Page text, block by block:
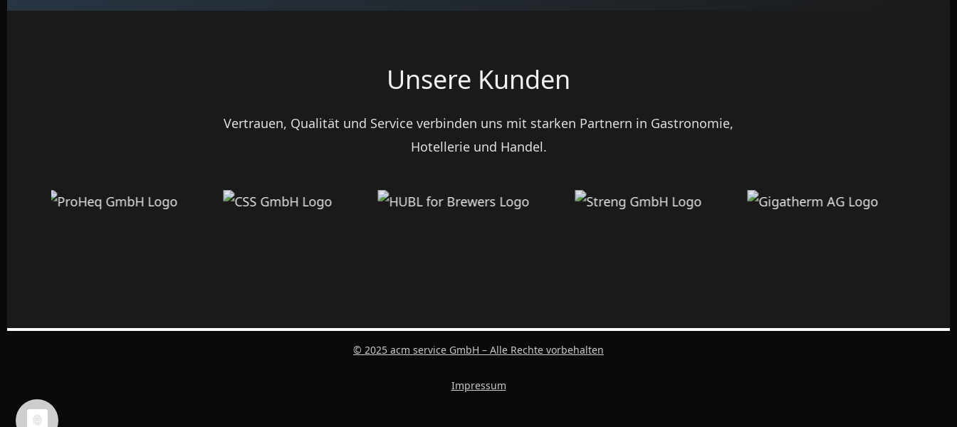
Unsere Kunden
Vertrauen, Qualität und Service verbinden uns mit starken Partnern in Gastronomie,
Hotellerie und Handel.
© 2025 acm service GmbH – Alle Rechte vorbehalten
Impressum